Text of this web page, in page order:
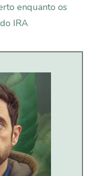
enquanto os
IRA